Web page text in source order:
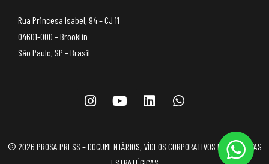
Rua Princesa Isabel, 94 – CJ 11
04601-000 – Brooklin
São Paulo, SP – Brasil
© 2026 PROSA PRESS – DOCUMENTÁRIOS, VÍDEOS CORPORATIVOS E NARRATIVAS